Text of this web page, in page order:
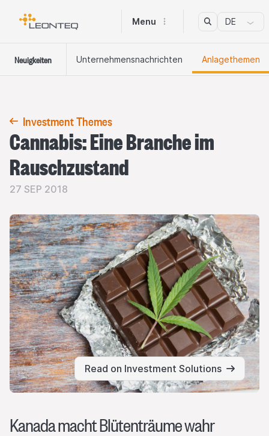
Menu DE
Neuigkeiten Unternehmens​nachrichten Anlagethemen
Investment Themes
Cannabis: Eine Branche im
Rauschzustand
27 SEP 2018
Read on Investment Solutions
Kanada macht Blütenträume wahr